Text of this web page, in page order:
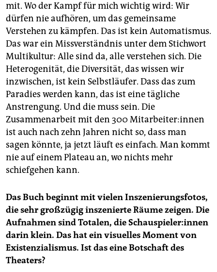
mit. Wo der Kampf für mich wichtig wird: Wir
dürfen nie aufhören, um das gemeinsame
Verstehen zu kämpfen. Das ist kein Automatismus.
Das war ein Missverständnis unter dem Stichwort
Multikultur: Alle sind da, alle verstehen sich. Die
Heterogenität, die Diversität, das wissen wir
inzwischen, ist kein Selbstläufer. Dass das zum
Paradies werden kann, das ist eine tägliche
Anstrengung. Und die muss sein. Die
Zusammenarbeit mit den 300 Mit­ar­bei­te­r:in­nen
ist auch nach zehn Jahren nicht so, dass man
sagen könnte, ja jetzt läuft es einfach. Man kommt
nie auf einem Plateau an, wo nichts mehr
schiefgehen kann.
Das Buch beginnt mit vielen Inszenierungsfotos,
die sehr großzügig inszenierte Räume zeigen. Die
Aufnahmen sind Totalen, die Schau­spie­le­r:in­nen
darin klein. Das hat ein visuelles Moment von
Existenzialismus. Ist das eine Botschaft des
Theaters?